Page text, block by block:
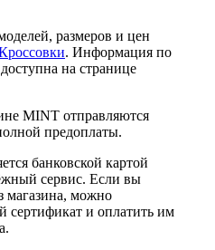
размеров и цен
. Информация по
на странице
MINT отправляются
предоплаты.
банковской картой
сервис. Если вы
магазина, можно
сертификат и оплатить им